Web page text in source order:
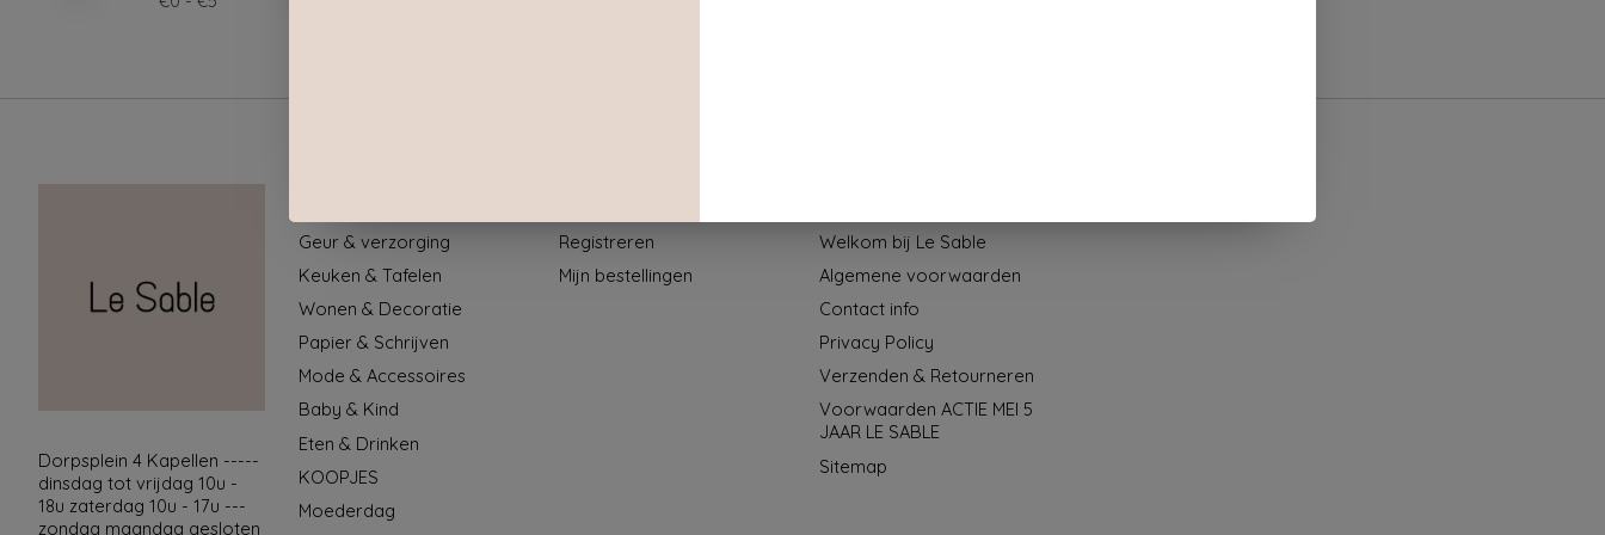
Dorpsplein 4 Kapellen -----
dinsdag tot vrijdag 10u -
18u zaterdag 10u - 17u ---
zondag maandag gesloten
Geur & verzorging
Keuken & Tafelen
Wonen & Decoratie
Papier & Schrijven
Mode & Accessoires
Baby & Kind
Eten & Drinken
KOOPJES
Moederdag
Registreren
Mijn bestellingen
Welkom bij Le Sable
Algemene voorwaarden
Contact info
Privacy Policy
Verzenden & Retourneren
Voorwaarden ACTIE MEI 5
JAAR LE SABLE
Sitemap